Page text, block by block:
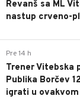
Revanš sa ML
nastup crveno-
Pre 14 h
Trener Vitebska
Publika Borčev
igrati u